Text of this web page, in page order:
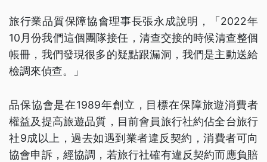
旅行業品質保障協會理事長張永成說明，「2022年
10月份我們這個團隊接任，清查交接的時候清查整個
帳冊，我們發現很多的疑點跟漏洞，我們是主動送給
檢調來偵查。」
品保協會是在1989年創立，目標在保障旅遊消費者
權益及提高旅遊品質，目前會員旅行社約佔全台旅行
社9成以上，過去如遇到業者違反契約，消費者可向
協會申訴，經協調，若旅行社確有違反契約而應負賠